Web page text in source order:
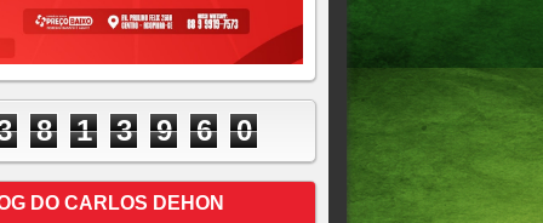
8 1 3 9 6 0
DO CARLOS DEHON